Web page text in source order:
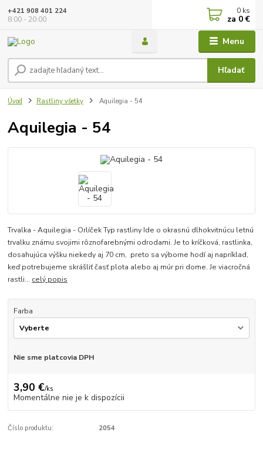
Menu
Hľadať
+421 908 401 224
8:00 - 20:00
0 ks
za 0 €
Úvod Rastliny všetky Aquilegia - 54
Aquilegia - 54
Trvalka - Aquilegia - Orlíček Typ rastliny Ide o okrasnú dlhokvitnúcu letnú
trvalku známu svojimi rôznofarebnými odrodami. Je to kríčková, rastlinka,
dosahujúca výšku niekedy aj 70 cm, preto sa výborne hodí aj napríklad,
keď potrebujeme skrášliť časť plota alebo aj múr pri dome. Je viacročná
rastli... celý popis
Farba
Nie sme platcovia DPH
3,90 €/ks
Momentálne nie je k dispozícii
Číslo produktu: 2054